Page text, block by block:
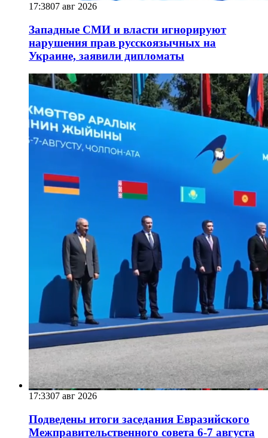
17:3807 авг 2026
Западные СМИ и власти игнорируют
нарушения прав русскоязычных на
Украине, заявили дипломаты
17:3307 авг 2026
Подведены итоги заседания Евразийского
Межправительственного совета 6-7 августа